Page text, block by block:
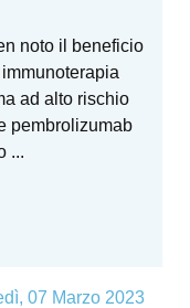
noto il beneficio
ad alto rischio
pembrolizumab
...
07 Marzo 2023